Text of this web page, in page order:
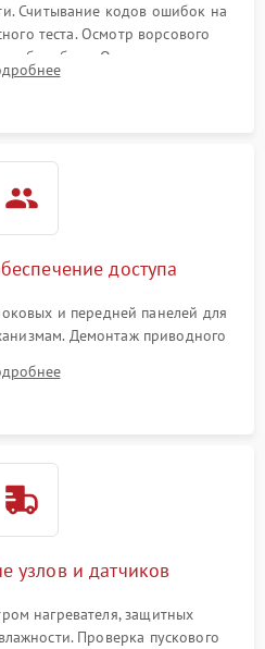
Считывание кодов ошибок на
теста. Осмотр ворсового
и барабана. Опрос клиента о
крутит барабан, сильно шумит
доступа
и передней панелей для
Демонтаж приводного
доступа к ТЭНу, компрессору,
узлов и датчиков
нагревателя, защитных
Проверка пускового